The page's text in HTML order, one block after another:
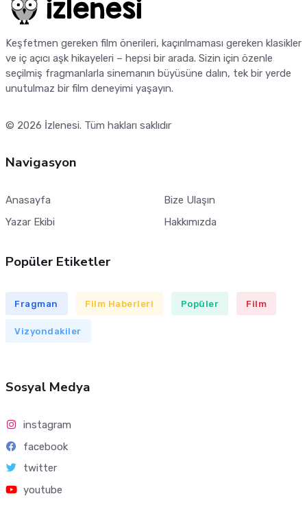
Keşfetmen gereken film önerileri, kaçırılmaması gereken klasikler
ve iç açıcı aşk hikayeleri – hepsi bir arada. Sizin için özenle
seçilmiş fragmanlarla sinemanın büyüsüne dalın, tek bir yerde
unutulmaz bir film deneyimi yaşayın.
© 2026 İzlenesi. Tüm hakları saklıdır
Navigasyon
Anasayfa
Yazar Ekibi
Bize Ulaşın
Hakkımızda
Popüler Etiketler
Fragman Film Haberleri Popüler Film
Vizyondakiler
Sosyal Medya
instagram
facebook
twitter
youtube